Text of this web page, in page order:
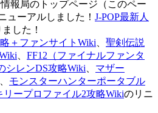
報局のトップページ（このペー
ューアルしました！ J-POP最新人
した！
＋ファンサイトWiki
聖剣伝説
FF12（ファイナルファンタ
シレンDS攻略Wiki
マザー
モンスターハンターポータブル
リープロファイル2攻略Wikiのリニ